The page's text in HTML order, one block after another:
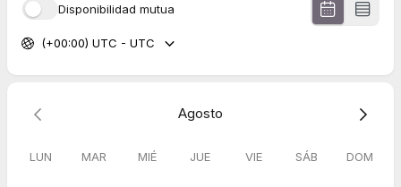
Automatización de Procesos:
Optimización con Python,
Aplicaciones Móviles y Sistemas de Video:
Experiencia comprobada en múltiples sectores
en más de
Disponibilidad mutua
(+00:00) UTC - UTC
Agosto
LUN MAR MIÉ JUE VIE SÁB DOM